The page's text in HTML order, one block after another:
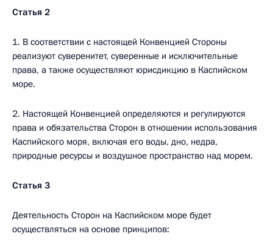
Статья 2
1. В соответствии с настоящей Конвенцией Стороны
реализуют суверенитет, суверенные и исключительные
права, а также осуществляют юрисдикцию в Каспийском
море.
2. Настоящей Конвенцией определяются и регулируются
права и обязательства Сторон в отношении использования
Каспийского моря, включая его воды, дно, недра,
природные ресурсы и воздушное пространство над морем.
Статья 3
Деятельность Сторон на Каспийском море будет
осуществляться на основе принципов: